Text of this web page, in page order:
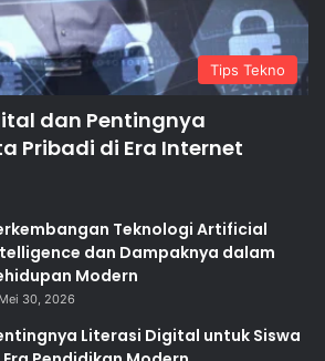
Tips Tekno
dan Pentingnya
Pribadi di Era Internet
Teknologi Artificial
dan Dampaknya dalam
Modern
Mei 30, 2026
Literasi Digital untuk Siswa